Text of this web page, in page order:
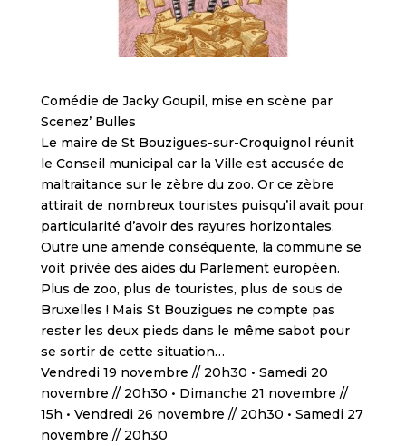
Comédie de Jacky Goupil, mise en scène par
Scenez’ Bulles
Le maire de St Bouzigues-sur-Croquignol réunit
le Conseil municipal car la Ville est accusée de
maltraitance sur le zèbre du zoo. Or ce zèbre
attirait de nombreux touristes puisqu’il avait pour
particularité d’avoir des rayures horizontales.
Outre une amende conséquente, la commune se
voit privée des aides du Parlement européen.
Plus de zoo, plus de touristes, plus de sous de
Bruxelles ! Mais St Bouzigues ne compte pas
rester les deux pieds dans le même sabot pour
se sortir de cette situation…
Vendredi 19 novembre // 20h30 • Samedi 20
novembre // 20h30 • Dimanche 21 novembre //
15h • Vendredi 26 novembre // 20h30 • Samedi 27
novembre // 20h30